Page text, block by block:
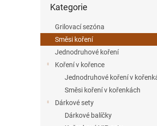
e
l
kategorie
Kategorie
Grilovací sezóna
Směsi koření
Jednodruhové koření
Koření v kořence
Jednodruhové koření v
Směsi koření v kořenkách
Dárkové sety
Dárkové balíčky